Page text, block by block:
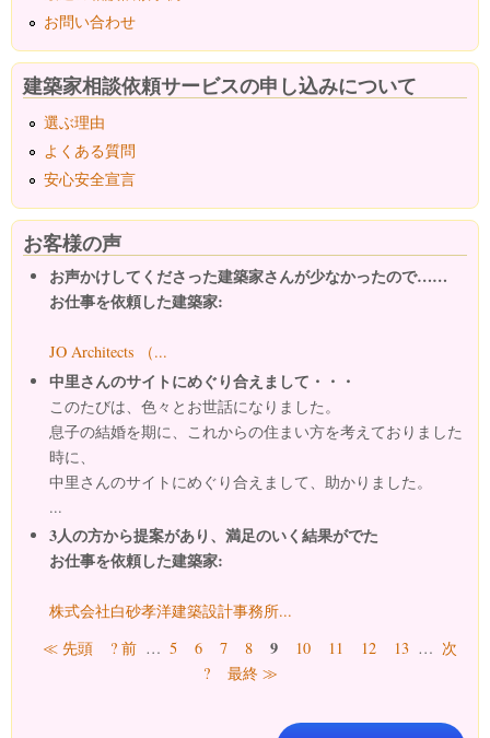
お問い合わせ
建築家相談依頼サービスの申し込みについて
選ぶ理由
よくある質問
安心安全宣言
お客様の声
お声かけしてくださった建築家さんが少なかったので……
お仕事を依頼した建築家:
JO Architects （...
中里さんのサイトにめぐり合えまして・・・
このたびは、色々とお世話になりました。
息子の結婚を期に、これからの住まい方を考えておりました
時に、
中里さんのサイトにめぐり合えまして、助かりました。
...
3人の方から提案があり、満足のいく結果がでた
お仕事を依頼した建築家:
株式会社白砂孝洋建築設計事務所...
ページ
≪ 先頭 ? 前 … 5 6 7 8 9 10 11 12 13 … 次
?
最終 ≫